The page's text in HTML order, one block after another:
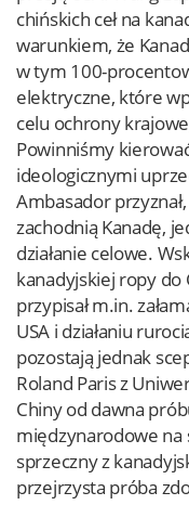
chińskich ceł na
warunkiem, że
w tym 100-
elektryczne, które
celu ochrony
Powinniśmy
ideologicznymi
Ambasador
zachodnią Kanadę,
działanie celowe.
kanadyjskiej ropy do
przypisał m.in.
USA i działaniu
pozostają jednak
Roland Paris z
Chiny od dawna
międzynarodowe na
sprzeczny z
przejrzysta próba